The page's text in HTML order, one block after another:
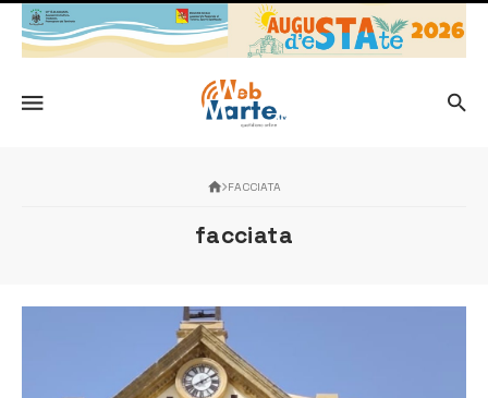
FACCIATA
facciata